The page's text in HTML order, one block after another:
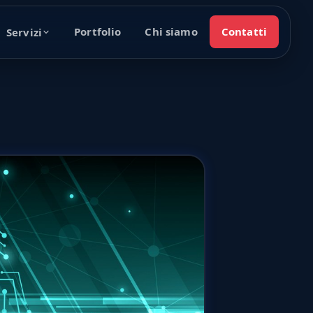
Servizi Portfolio Chi siamo Contatti